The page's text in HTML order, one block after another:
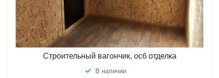
Строительный вагончик, осб отделка
В наличии